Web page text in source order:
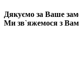
Дякуємо за Ваше
Ми зв`яжемося з